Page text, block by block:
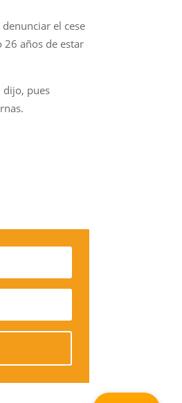
el cese
26 años de estar
dijo, pues